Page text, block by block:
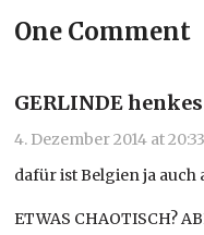
One Comment
GERLINDE henkes
4. Dezember 2014 at 20:33
dafür ist Belgien ja auch
ETWAS CHAOTISCH?